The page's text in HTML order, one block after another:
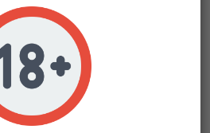
Head Rush
Genetics
€108,90 €